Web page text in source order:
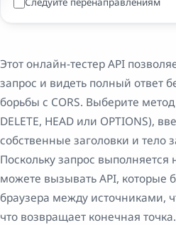
Этот онлайн-тестер API
запрос и видеть полный ответ
борьбы с CORS. Выберите метод
DELETE, HEAD или OPTIONS),
собственные заголовки и тело
Поскольку запрос выполняется
можете вызывать API, которые
браузера между источниками,
что возвращает конечная